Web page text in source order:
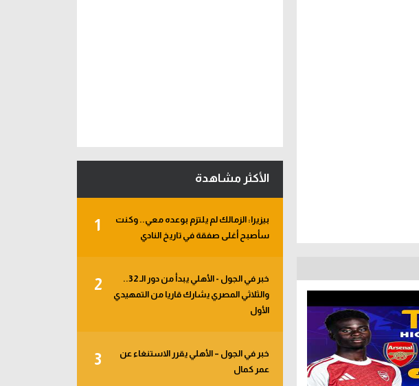
الأكثر مشاهدة
1
بيزيرا: الزمالك لم يلتزم بوعده معي.. وكنت
سأصبح أغلى صفقة في تاريخ النادي
2
خبر في الجول - الأهلي يبدأ من دور الـ 32..
والثلاثي المصري يشارك قاريا من التمهيدي
الأول
3
خبر في الجول – الأهلي يقرر الاستنغاء عن
عمر كمال